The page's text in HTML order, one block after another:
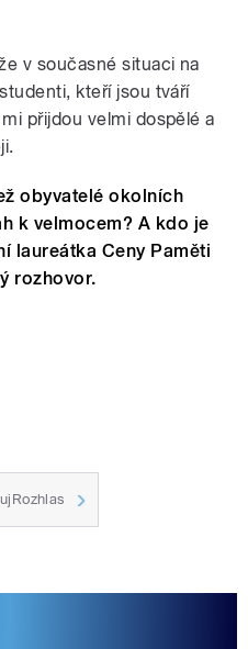
v současné situaci na
kteří jsou tváří
přijdou velmi dospělé a
obyvatelé okolních
k velmocem? A kdo je
laureátka Ceny Paměti
rozhovor.